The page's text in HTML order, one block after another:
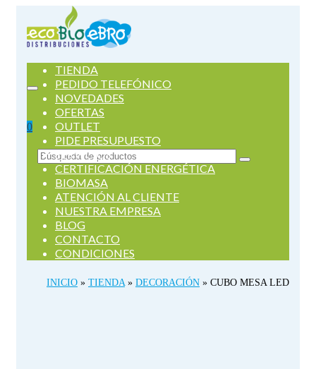
0
Buscar
por:
TIENDA
PEDIDO TELEFÓNICO
NOVEDADES
OFERTAS
OUTLET
PIDE PRESUPUESTO
SERVICIOS
CERTIFICACIÓN ENERGÉTICA
BIOMASA
ATENCIÓN AL CLIENTE
NUESTRA EMPRESA
BLOG
CONTACTO
CONDICIONES
INICIO » TIENDA » DECORACIÓN » CUBO MESA LED